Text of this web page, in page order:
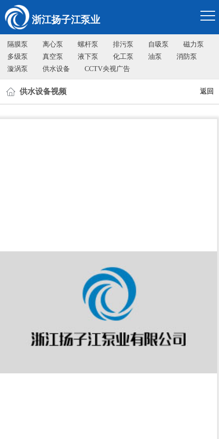
浙江扬子江泵业
隔膜泵 离心泵 螺杆泵 排污泵 自吸泵
磁力泵
多级泵
真空泵 液下泵 化工泵 油泵
消防泵
漩涡泵
供水设备 CCTV央视广告
供水设备视频 返回